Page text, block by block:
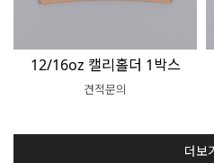
12/16oz 캘리홀더 1박스
견적문의
더보